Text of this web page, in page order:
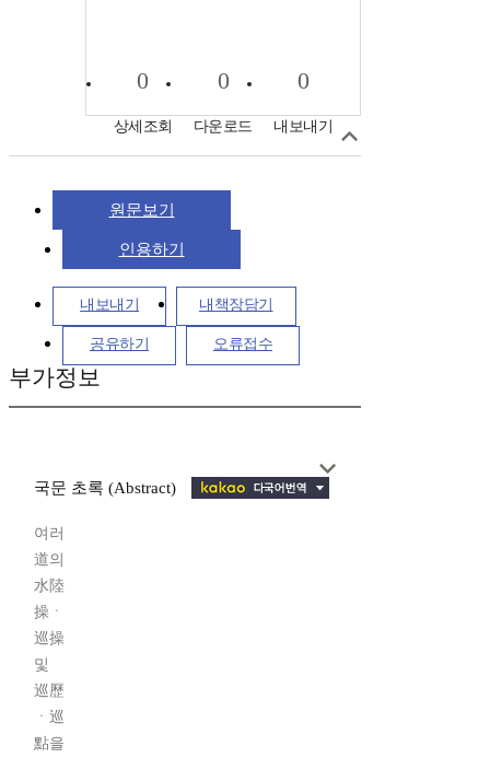
0
상세조회
0
다운로드
0
내보내기
원문보기
인용하기
내보내기 내책장담기
공유하기 오류접수
부가정보
국문 초록 (Abstract)
여러
道의
水陸
操ㆍ
巡操
및
巡歷
ㆍ巡
點을